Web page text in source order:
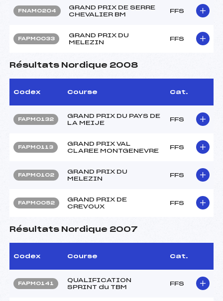
FNAM0204
GRAND PRIX DE SERRE
CHEVALIER BM
FFS
FAPM0033
GRAND PRIX DU
MELEZIN
FFS
Résultats Nordique 2008
Codex Course Cat.
FAPM0132
GRAND PRIX DU PAYS DE
LA MEIJE
FFS
FAPM0113
GRAND PRIX VAL
CLAREE MONTGENEVRE
FFS
FAPM0102
GRAND PRIX DU
MELEZIN
FFS
FAPM0052
GRAND PRIX DE
CREVOUX
FFS
Résultats Nordique 2007
Codex Course Cat.
FAPM0141
QUALIFICATION
SPRINT du TBM
FFS